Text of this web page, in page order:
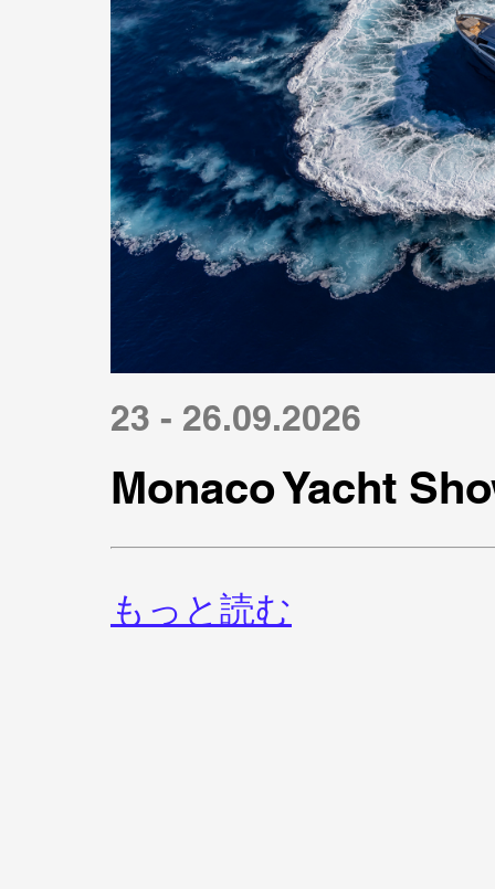
23 - 26.09.2026
Monaco Yacht
もっと読む